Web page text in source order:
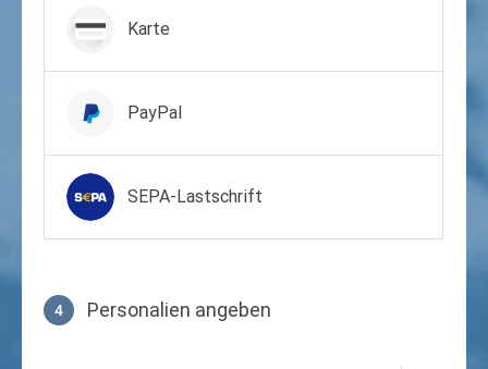
Karte
PayPal
SEPA-Lastschrift
4 Personalien angeben